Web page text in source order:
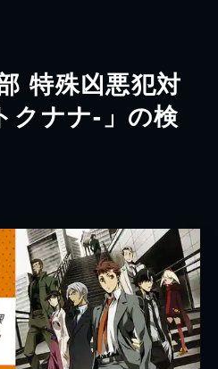
特殊凶悪犯対
クナナ-」の検